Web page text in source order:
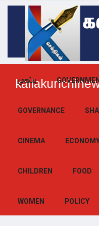
முகப்பு
GOVERNANCE
CINEMA
CHILDREN FOOD
WOMEN POLICY